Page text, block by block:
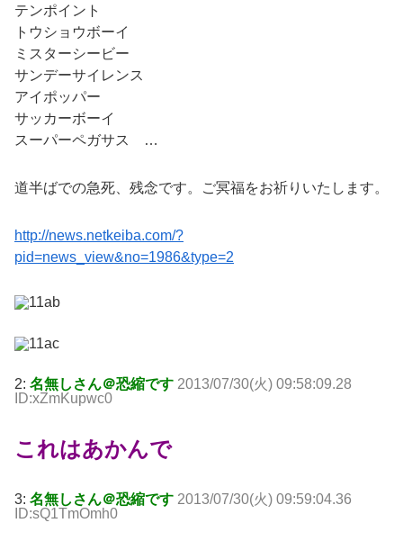
テンポイント
トウショウボーイ
ミスターシービー
サンデーサイレンス
アイポッパー
サッカーボーイ
スーパーペガサス …
道半ばでの急死、残念です。ご冥福をお祈りいたします。
http://news.netkeiba.com/?
pid=news_view&no=1986&type=2
2: 名無しさん＠恐縮です 2013/07/30(火) 09:58:09.28
ID:xZmKupwc0
これはあかんで
3: 名無しさん＠恐縮です 2013/07/30(火) 09:59:04.36
ID:sQ1TmOmh0